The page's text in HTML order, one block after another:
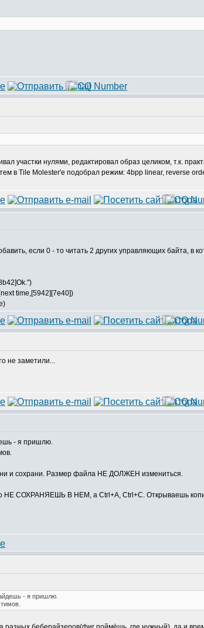
участки нулями, редактировал образ целиком, т.к.
в Tile Molester'е подобрал режим: 4bpp linear, reverse
если 0 - то читать 2 других управляющих байта, в
time,[5942][7e40])
не заметили...
- я пришлю.
и сохрани. Размер файла НЕ ДОЛЖЕН измениться.
НЕ СОХРАНЯЕШЬ В НЕМ, а Ctrl+A, Ctrl+C. Открываешь
- я пришлю.